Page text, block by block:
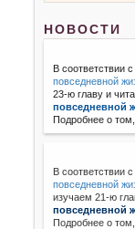
НОВОСТИ
В соответствии
повседневной
23-ю главу и
повседневной
Подробнее о
В соответствии с
повседневной
изучаем 21-ю
повседневной
Подробнее о